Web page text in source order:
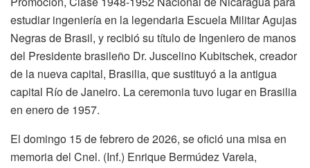
estudiar ingeniería en la legendaria Escuela Militar Agujas
Negras de Brasil, y recibió su título de Ingeniero de manos
del Presidente brasileño Dr. Juscelino Kubitschek, creador
de la nueva capital, Brasilia, que sustituyó a la antigua
capital Río de Janeiro. La ceremonia tuvo lugar en Brasilia
en enero de 1957.
El domingo 15 de febrero de 2026, se ofició una misa en
memoria del Cnel. (Inf.) Enrique Bermúdez Varela,